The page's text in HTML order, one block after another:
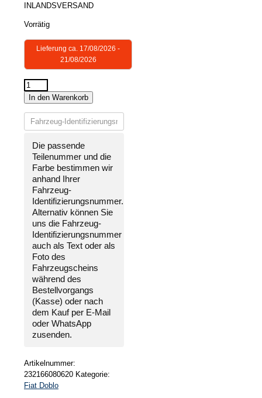
INLANDSVERSAND
Vorrätig
Lieferung ca. 17/08/2026 -
21/08/2026
STOßSTANGE
LACKIERT
IN
WUNSCHFARBE
NEU
Fiat
Doblo
2005-
2010
Menge
In den Warenkorb
Die passende
Teilenummer und die
Farbe bestimmen wir
anhand Ihrer
Fahrzeug-
Identifizierungsnummer.
Alternativ können Sie
uns die Fahrzeug-
Identifizierungsnummer
auch als Text oder als
Foto des
Fahrzeugscheins
während des
Bestellvorgangs
(Kasse) oder nach
dem Kauf per E-Mail
oder WhatsApp
zusenden.
Artikelnummer:
232166080620 Kategorie:
Fiat Doblo